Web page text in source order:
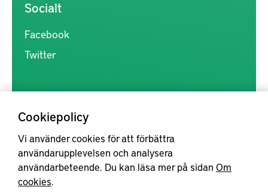
Cookiepolicy
Vi använder cookies för att förbättra
användarupplevelsen och analysera
användarbeteende. Du kan läsa mer på sidan Om
cookies.
Socialt
Facebook
Twitter
Kunskapsförmedlingen är en samlingsplats för svensk forskning
inom produkt- och produktionsutveckling, med syftet att göra
forskningsresultat mer tillgängliga för industrin, samt att stärka
samverkan mellan högskolor, institut och näringsliv.